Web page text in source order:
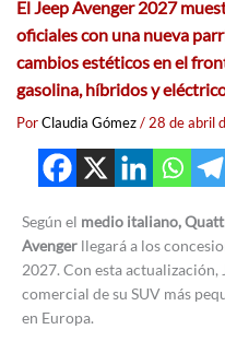
El Jeep Avenger 2027
oficiales con una nueva
cambios estéticos en el
gasolina, híbridos y
PorClaudia Gómez/ 28 de abril
Según el medio italiano,
Avenger llegará a los
2027. Con esta
comercial de su SUV más
en Europa.